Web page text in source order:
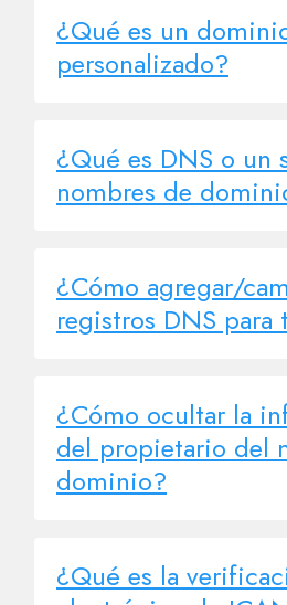
¿Qué es un
personalizado?
¿Qué es DNS o un
nombres de
¿Cómo agregar/
registros DNS
¿Cómo ocultar la
del propietario del
dominio?
¿Qué es la